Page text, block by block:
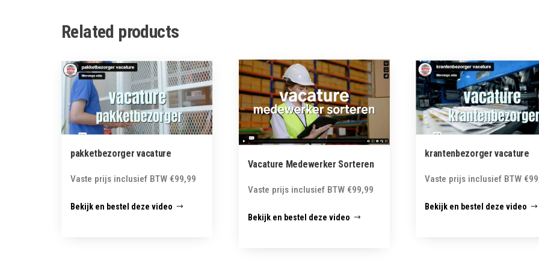
Related products
pakketbezorger vacature
Vaste prijs inclusief BTW €99,99
Bekijk en bestel deze video
Vacature Medewerker Sorteren
Vaste prijs inclusief BTW €99,99
Bekijk en bestel deze video
krantenbezorger vacature
Vaste prijs inclusief BTW €
Bekijk en bestel deze video